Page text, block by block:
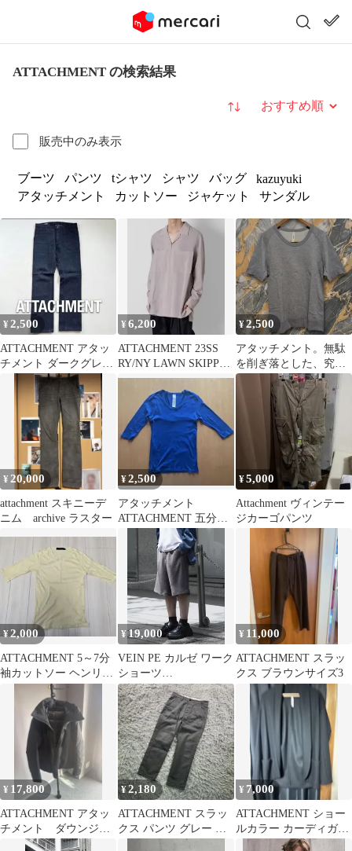
ATTACHMENT の検索結果
販売中のみ表示
並び替え
ブーツ パンツ tシャツ シャツ バッグ
kazuyuki
アタッチメント
カットソー ジャケット サンダル
¥2,500
ATTACHMENT アタッ
チメント ダークグレー
デニムパンツ
¥6,200
ATTACHMENT 23SS
RY/NY LAWN SKIPPER
SHIRT
¥2,500
アタッチメント。無駄
を削ぎ落とした、究極
のミニマリズムといえ
ば、このブランド
¥ 20,000
attachment スキニーデ
ニム archive ラスター
¥2,500
アタッチメント
ATTACHMENT 五分
袖 Tシャツ サイズ1
¥5,000
Attachment ヴィンテー
ジカーゴパンツ
¥2,000
ATTACHMENT 5～7分
袖カットソー ヘンリー
ネック【2】
¥19,000
VEIN PE カルゼ ワーク
ショーツ
ATTACHMENT
¥ 11,000
ATTACHMENT スラッ
クス ブラウンサイズ3
¥ 17,800
ATTACHMENT アタッ
チメント ダウンジャ
ケット 黒
¥2,180
ATTACHMENT スラッ
クス パンツ グレー サ
イズ2 日本製 メンズ
¥ 7,000
ATTACHMENT ショー
ルカラー カーディガン
ブラック